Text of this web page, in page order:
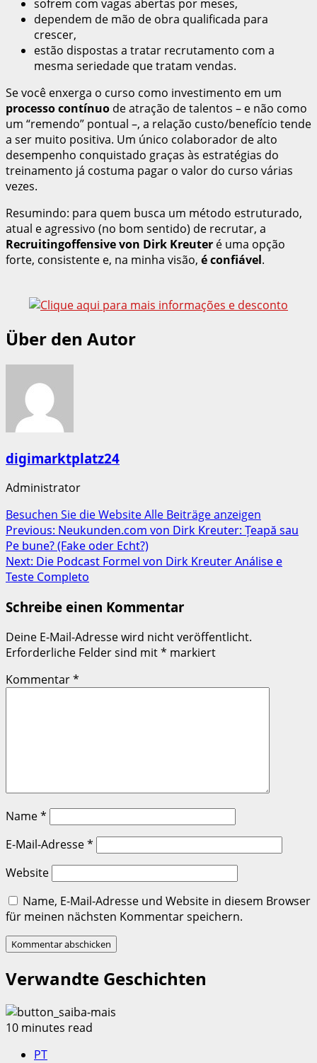
sofrem com vagas abertas por meses,
dependem de mão de obra qualificada para
crescer,
estão dispostas a tratar recrutamento com a
mesma seriedade que tratam vendas.
Se você enxerga o curso como investimento em um
processo contínuo de atração de talentos – e não como
um “remendo” pontual –, a relação custo/benefício tende
a ser muito positiva. Um único colaborador de alto
desempenho conquistado graças às estratégias do
treinamento já costuma pagar o valor do curso várias
vezes.
Resumindo: para quem busca um método estruturado,
atual e agressivo (no bom sentido) de recrutar, a
Recruitingoffensive von Dirk Kreuter é uma opção
forte, consistente e, na minha visão, é confiável.
Über den Autor
digimarktplatz24
Administrator
Besuchen Sie die WebsiteAlle Beiträge anzeigen
Post
navigation
Previous: Neukunden.com von Dirk Kreuter: Țeapă sau
Pe bune? (Fake oder Echt?)
Next: Die Podcast Formel von Dirk Kreuter Análise e
Teste Completo
Schreibe einen Kommentar
Deine E-Mail-Adresse wird nicht veröffentlicht.
Erforderliche Felder sind mit* markiert
Kommentar*
Name*
E-Mail-Adresse*
Website
Name, E-Mail-Adresse und Website in diesem Browser
für meinen nächsten Kommentar speichern.
Verwandte Geschichten
10 minutes read
PT